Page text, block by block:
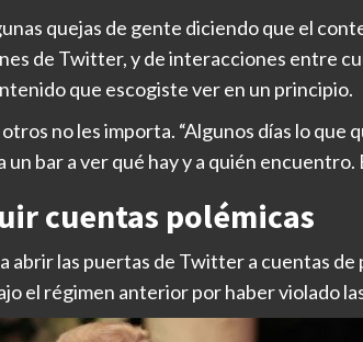
quejas de gente diciendo que el
de Twitter, y de interacciones entre
que escogiste ver en un principio.
no les importa. “Algunos días lo que
un bar a ver qué hay y a quién
cuentas polémicas
abrir las puertas de Twitter a cuentas
el régimen anterior por haber violado